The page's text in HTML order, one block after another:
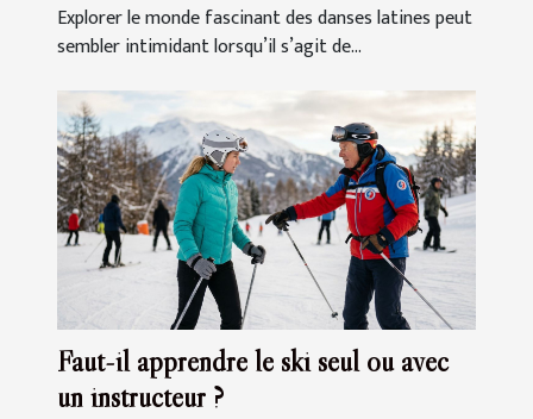
Explorer le monde fascinant des danses latines peut
sembler intimidant lorsqu’il s’agit de...
Faut-il apprendre le ski seul ou avec
un instructeur ?